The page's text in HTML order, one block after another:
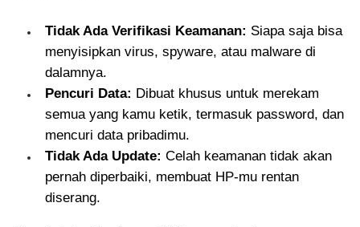
Tidak Ada Verifikasi Keamanan: Siapa saja bisa
menyisipkan virus, spyware, atau malware di
dalamnya.
Pencuri Data: Dibuat khusus untuk merekam
semua yang kamu ketik, termasuk password, dan
mencuri data pribadimu.
Tidak Ada Update: Celah keamanan tidak akan
pernah diperbaiki, membuat HP-mu rentan
diserang.